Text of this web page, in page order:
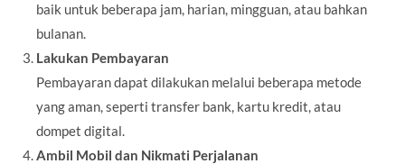
baik untuk beberapa jam, harian, mingguan, atau bahkan
bulanan.
Lakukan Pembayaran
Pembayaran dapat dilakukan melalui beberapa metode
yang aman, seperti transfer bank, kartu kredit, atau
dompet digital.
Ambil Mobil dan Nikmati Perjalanan